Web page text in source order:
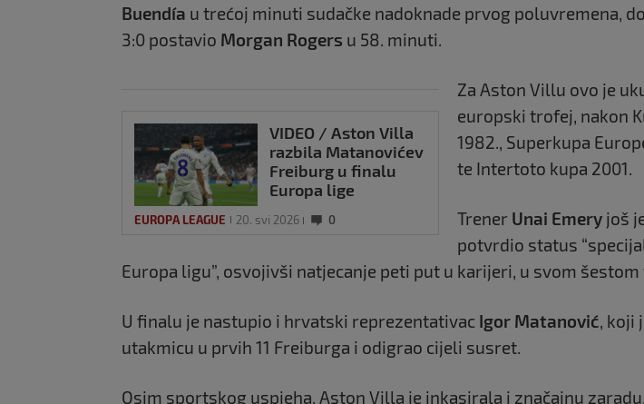
Buendía u trećoj minuti sudačke nadoknade prvog poluvremena,
3:0 postavio Morgan Rogers u 58. minuti.
VIDEO / Aston Villa
razbila Matanovićev
Freiburg u finalu
Europa lige
EUROPA LEAGUE 20. svi 2026 0
Za Aston Villu ovo je
europski trofej, nakon
1982., Superkupa
te Intertoto kupa 2001.
Trener Unai Emery još
potvrdio status
Europa ligu”, osvojivši natjecanje peti put u karijeri, u svom
U finalu je nastupio i hrvatski reprezentativac Igor Matanović, koji
utakmicu u prvih 11 Freiburga i odigrao cijeli susret.
Osim sportskog uspjeha, Aston Villa je inkasirala i značajnu